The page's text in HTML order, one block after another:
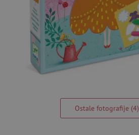
Ostale fotografije (4)